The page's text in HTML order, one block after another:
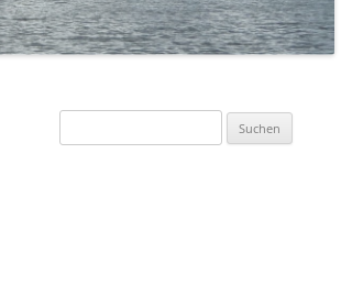
SOMMERFLOTTILLE 2023 –
„DÄNEMARK-INSEL BORNHOLM“
SOMMERFLOTTILLE 2016 –
nach: